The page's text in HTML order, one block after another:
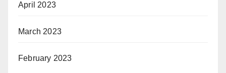
April 2023
March 2023
February 2023